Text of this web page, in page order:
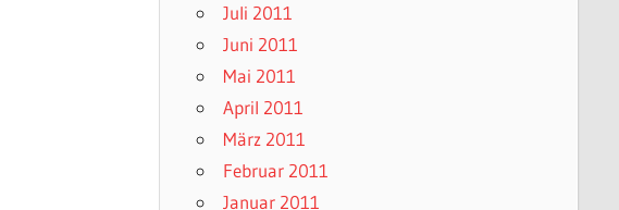
Juli 2011
Juni 2011
Mai 2011
April 2011
März 2011
Februar 2011
Januar 2011